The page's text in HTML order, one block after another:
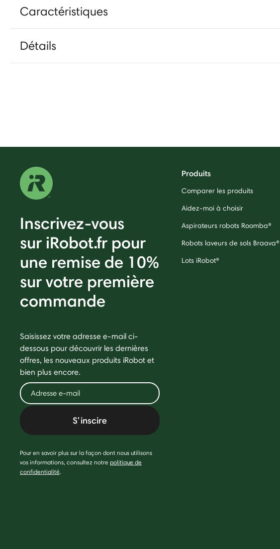
Caractéristiques
Détails
Inscrivez-vous
sur iRobot.fr pour
une remise de 10%
sur votre première
commande
Saisissez votre adresse e-mail ci-
dessous pour découvrir les dernières
offres, les nouveaux produits iRobot et
bien plus encore.
S'inscire
Pour en savoir plus sur la façon dont nous utilisons
vos informations, consultez notre politique de
confidentialité.
Produits
Comparer les produits
Aidez-moi à choisir
Aspirateurs robots Roomba®
Robots laveurs de sols Braava®
Lots iRobot®